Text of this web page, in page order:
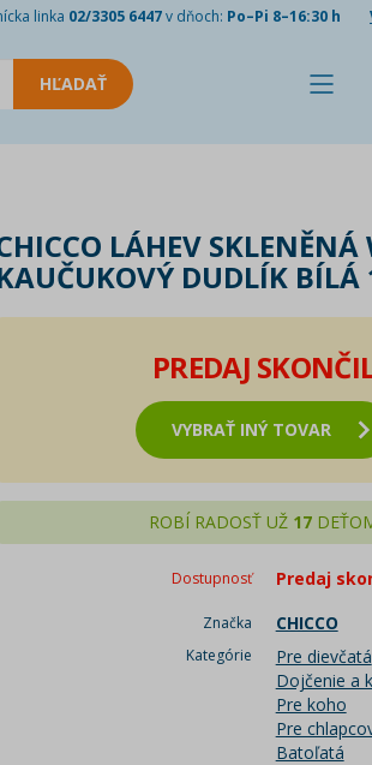
linka 02/3305 6447v dňoch: Po–Pi 8–16:30 h
LÁHEV SKLENĚNÁ
DUDLÍK
PREDAJ
VYBRAŤ INÝ TOVAR
ROBÍ RADOSŤ UŽ 17
Dostupnosť Predaj
Značka CHICCO
Kategórie
Pre dievčatá
Dojčenie a
Pre koho
Pre
Batoľatá